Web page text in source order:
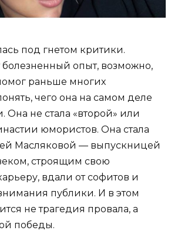
под гнетом критики.
болезненный опыт, возможно,
раньше многих
чего она на самом деле
Она не стала «второй» или
юмористов. Она стала
Масляковой — выпускницей
строящим свою
вдали от софитов и
публики. И в этом
не трагедия провала, а
победы.